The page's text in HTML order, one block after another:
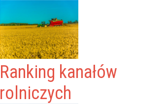
Ranking kanałów
rolniczych